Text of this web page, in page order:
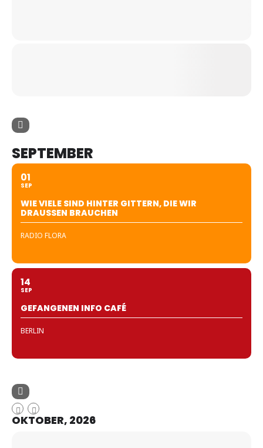
SEPTEMBER
01
SEP
WIE VIELE SIND HINTER GITTERN, DIE WIR
DRAUSSEN BRAUCHEN
RADIO FLORA
14
SEP
GEFANGENEN INFO CAFÉ
BERLIN
OKTOBER, 2026